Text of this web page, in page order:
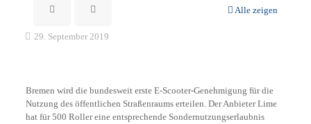
Alle zeigen
29. September 2019
Bremen wird die bundesweit erste E-Scooter-Genehmigung für die
Nutzung des öffentlichen Straßenraums erteilen. Der Anbieter Lime
hat für 500 Roller eine entsprechende Sondernutzungserlaubnis